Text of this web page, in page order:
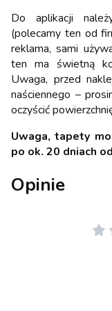
Do aplikacji
(polecamy ten od
reklama, sami
ten ma świetną
Uwaga, przed
naściennego –
oczyścić
Uwaga, tapety
po ok. 20 dniach
Opinie